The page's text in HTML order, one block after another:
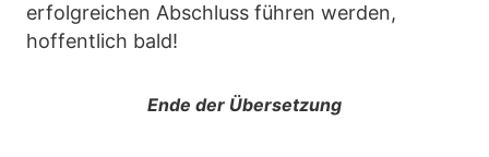
erfolgreichen Abschluss führen werden,
hoffentlich bald!
Ende der Übersetzung